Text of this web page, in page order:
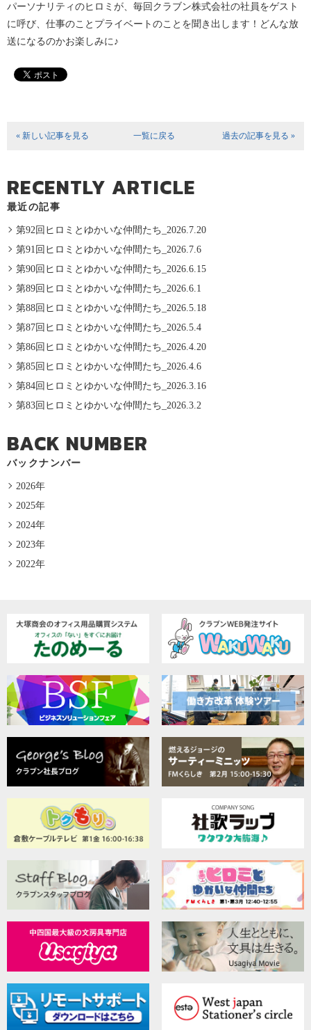
パーソナリティのヒロミが、毎回クラブン株式会社の社員をゲスト
に呼び、仕事のことプライベートのことを聞き出します！どんな放
送になるのかお楽しみに♪
« 新しい記事を見る 一覧に戻る 過去の記事を見る »
RECENTLY ARTICLE
最近の記事
第92回ヒロミとゆかいな仲間たち_2026.7.20
第91回ヒロミとゆかいな仲間たち_2026.7.6
第90回ヒロミとゆかいな仲間たち_2026.6.15
第89回ヒロミとゆかいな仲間たち_2026.6.1
第88回ヒロミとゆかいな仲間たち_2026.5.18
第87回ヒロミとゆかいな仲間たち_2026.5.4
第86回ヒロミとゆかいな仲間たち_2026.4.20
第85回ヒロミとゆかいな仲間たち_2026.4.6
第84回ヒロミとゆかいな仲間たち_2026.3.16
第83回ヒロミとゆかいな仲間たち_2026.3.2
BACK NUMBER
バックナンバー
2026年
2025年
2024年
2023年
2022年